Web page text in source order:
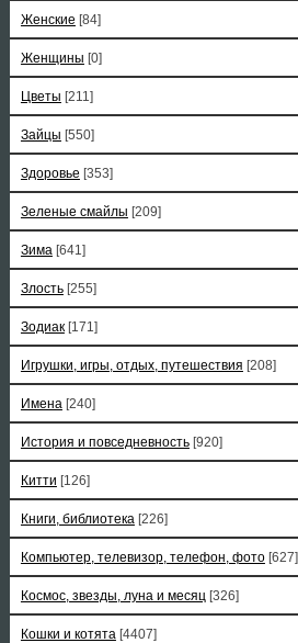
Женские [84]
Женщины [0]
Цветы [211]
Зайцы [550]
Здоровье [353]
Зеленые смайлы [209]
Зима [641]
Злость [255]
Зодиак [171]
Игрушки, игры, отдых, путешествия [208]
Имена [240]
История и повседневность [920]
Китти [126]
Книги, библиотека [226]
Компьютер, телевизор, телефон, фото [627]
Космос, звезды, луна и месяц [326]
Кошки и котята [4407]